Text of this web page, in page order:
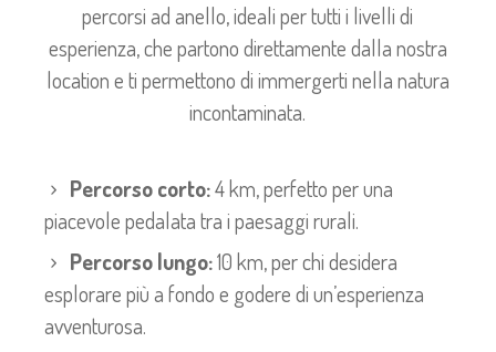
percorsi ad anello, ideali per tutti i livelli di
esperienza, che partono direttamente dalla nostra
location e ti permettono di immergerti nella natura
incontaminata.
Percorso corto:4 km, perfetto per una
piacevole pedalata tra i paesaggi rurali.
Percorso lungo:10 km, per chi desidera
esplorare più a fondo e godere di un’esperienza
avventurosa.